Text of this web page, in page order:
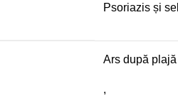
Psoriazis și
Ars după plajă
,